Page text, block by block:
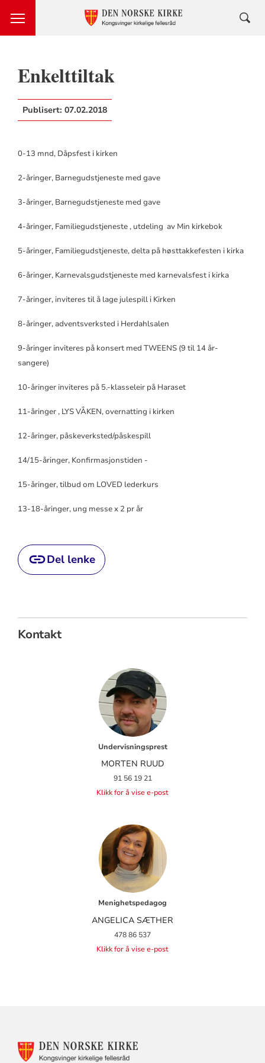
Enkelttiltak
Publisert: 07.02.2018
0-13 mnd, Dåpsfest i kirken
2-åringer, Barnegudstjeneste med gave
3-åringer, Barnegudstjeneste med gave
4-åringer, Familiegudstjeneste , utdeling av Min kirkebok
5-åringer, Familiegudstjeneste, delta på høsttakkefesten i kirka
6-åringer, Karnevalsgudstjeneste med karnevalsfest i kirka
7-åringer, inviteres til å lage julespill i Kirken
8-åringer, adventsverksted i Herdahlsalen
9-åringer inviteres på konsert med TWEENS (9 til 14 år-
sangere)
10-åringer inviteres på 5.-klasseleir på Haraset
11-åringer , LYS VÅKEN, overnatting i kirken
12-åringer, påskeverksted/påskespill
14/15-åringer, Konfirmasjonstiden -
15-åringer, tilbud om LOVED lederkurs
13-18-åringer, ung messe x 2 pr år
Del lenke
Kontakt
Undervisningsprest
MORTEN RUUD
91 56 19 21
Klikk for å vise e-post
Menighetspedagog
ANGELICA SÆTHER
478 86 537
Klikk for å vise e-post